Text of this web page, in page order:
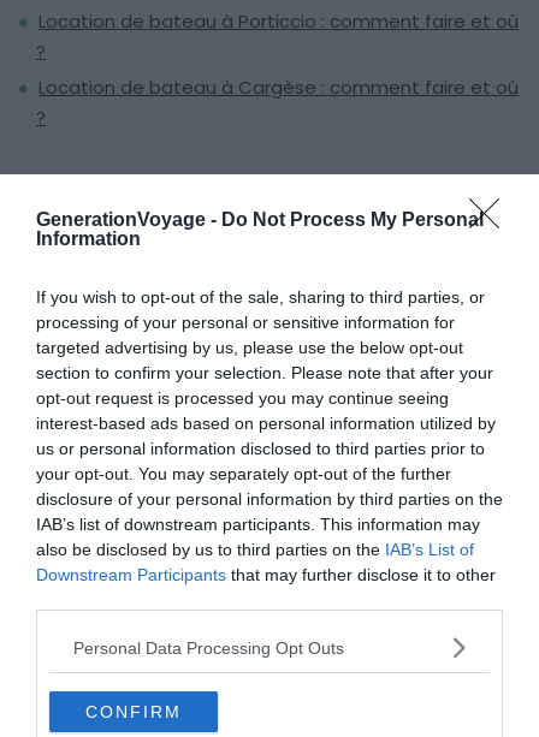
GenerationVoyage - Do Not Process My Personal
Information
If you wish to opt-out of the sale, sharing to third parties, or
processing of your personal or sensitive information for
targeted advertising by us, please use the below opt-out
section to confirm your selection. Please note that after your
opt-out request is processed you may continue seeing
interest-based ads based on personal information utilized by
us or personal information disclosed to third parties prior to
your opt-out. You may separately opt-out of the further
disclosure of your personal information by third parties on the
IAB’s list of downstream participants. This information may
also be disclosed by us to third parties on the IAB’s List of
Downstream Participants that may further disclose it to other
Personal Data Processing Opt Outs
CONFIRM
Location de bateau à Porticcio : comment faire et où
?
Location de bateau à Cargèse : comment faire et où
?
Faut-il un permis pour naviguer à
Figari ?
Vous devez posséder au moins le permis côtier pour
naviguer à Figari. Cependant, si vous ne l’avez pas, vous
avez toujours la possibilité de faire appel aux services
d’un skipper qui vous fera découvrir les joies de la
plaisance en toute sécurité.
Nos conseils pour naviguer à Figari